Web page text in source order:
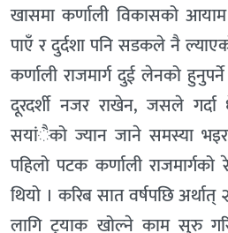
खासमा कर्णाली विकासको
पाएँ र दुर्दशा पनि सडकले नै
कर्णाली राजमार्ग दुई लेनको
दूरदर्शी नजर राखेन, जसले गर्दा
सयांैको ज्यान जाने समस्या
पहिलो पटक कर्णाली
थियो । करिब सात वर्षपछि अर्थात्
लागि ट्रयाक खोल्ने काम सुरु